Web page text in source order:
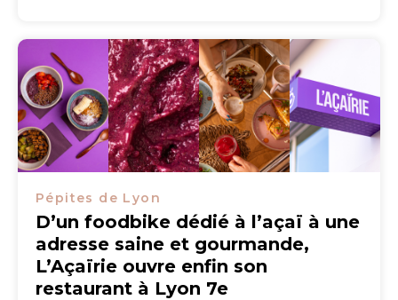
Pépites de Lyon
D’un foodbike dédié à l’açaï à une
adresse saine et gourmande,
L’Açaïrie ouvre enfin son
restaurant à Lyon 7e